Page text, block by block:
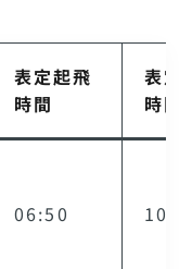
表定起飛
時間
表定
時間
06:50